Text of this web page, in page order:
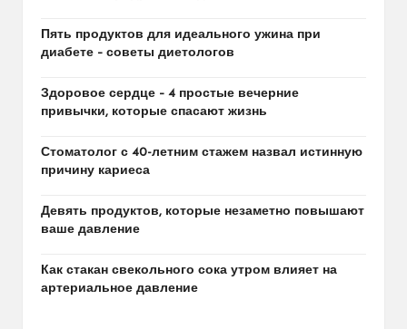
Пять продуктов для идеального ужина при
диабете – советы диетологов
Здоровое сердце – 4 простые вечерние
привычки, которые спасают жизнь
Стоматолог с 40-летним стажем назвал истинную
причину кариеса
Девять продуктов, которые незаметно повышают
ваше давление
Как стакан свекольного сока утром влияет на
артериальное давление